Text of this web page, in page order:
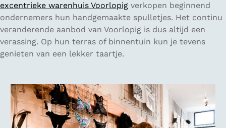
excentrieke warenhuis Voorlopig verkopen beginnend
ondernemers hun handgemaakte spulletjes. Het continu
veranderende aanbod van Voorlopig is dus altijd een
verassing. Op hun terras of binnentuin kun je tevens
genieten van een lekker taartje.